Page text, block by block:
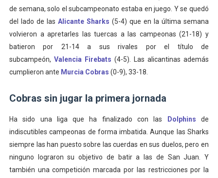
de semana, solo el subcampeonato estaba en juego. Y se quedó
del lado de las Alicante Sharks (5-4) que en la última semana
volvieron a apretarles las tuercas a las campeonas (21-18) y
batieron por 21-14 a sus rivales por el título de
subcampeón, Valencia Firebats (4-5). Las alicantinas además
cumplieron ante Murcia Cobras (0-9), 33-18.
Cobras sin jugar la primera jornada
Ha sido una liga que ha finalizado con las Dolphins de
indiscutibles campeonas de forma imbatida. Aunque las Sharks
siempre las han puesto sobre las cuerdas en sus duelos, pero en
ninguno lograron su objetivo de batir a las de San Juan. Y
también una competición marcada por las restricciones por la